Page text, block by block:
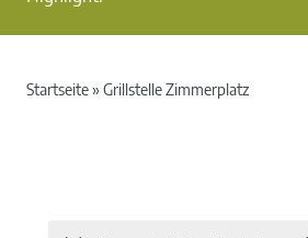
Startseite» Grillstelle Zimmerplatz